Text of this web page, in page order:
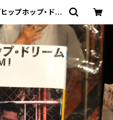
プホップ・ドリ